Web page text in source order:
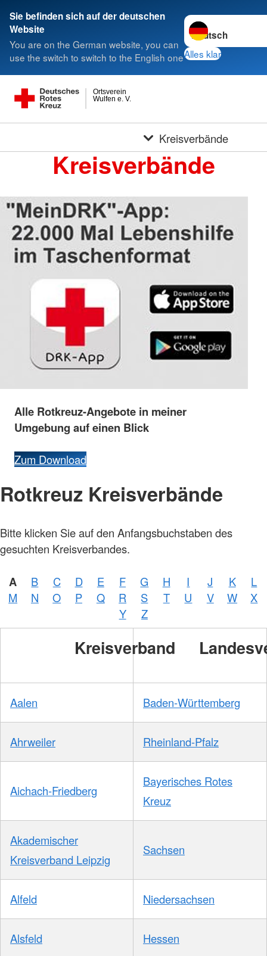
Sie befinden sich auf der deutschen
Website
You are on the German website, you can
use the switch to switch to the English one
Sprache wechseln
Alles klar
Wulfen e. V.
Ortsverein
Kreisverbände
Kreisverbände
Alle Rotkreuz-Angebote in meiner
Umgebung aufeinen Blick
Zum Download
Rotkreuz Kreisverbände
Bitte klicken Sie auf den Anfangsbuchstaben des
gesuchten Kreisverbandes.
A B C D E F G H I J K
L
M
N O P Q R S T U V W
X
Y
Z
Kreisverband
Aalen Baden-Württemberg
Ahrweiler Rheinland-Pfalz
Aichach-Friedberg
Bayerisches Rotes
Kreuz
Akademischer
Kreisverband Leipzig
Sachsen
Alfeld Niedersachsen
Alsfeld Hessen
Foto:
/